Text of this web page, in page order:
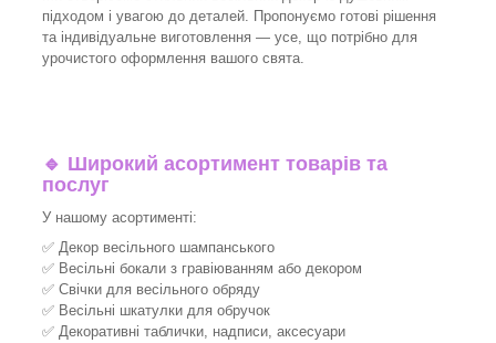
підходом і увагою до деталей. Пропонуємо готові рішення
та індивідуальне виготовлення — усе, що потрібно для
урочистого оформлення вашого свята.
🔹 Широкий асортимент товарів та
послуг
У нашому асортименті:
✅ Декор весільного шампанського
✅ Весільні бокали з гравіюванням або декором
✅ Свічки для весільного обряду
✅ Весільні шкатулки для обручок
✅ Декоративні таблички, надписи, аксесуари